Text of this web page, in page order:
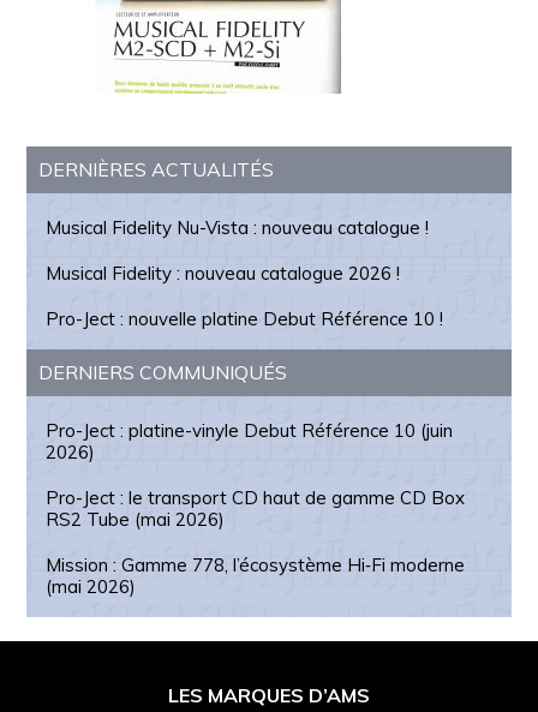
Barre
latérale
principale
DERNIÈRES ACTUALITÉS
Musical Fidelity Nu-Vista : nouveau catalogue !
Musical Fidelity : nouveau catalogue 2026 !
Pro-Ject : nouvelle platine Debut Référence 10 !
DERNIERS COMMUNIQUÉS
Pro-Ject : platine-vinyle Debut Référence 10 (juin
2026)
Pro-Ject : le transport CD haut de gamme CD Box
RS2 Tube (mai 2026)
Mission : Gamme 778, l’écosystème Hi‑Fi moderne
(mai 2026)
LES MARQUES D’AMS